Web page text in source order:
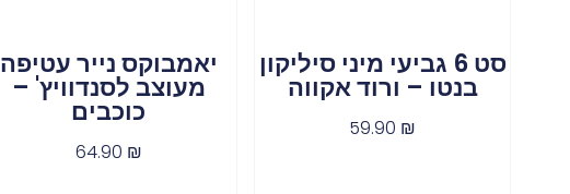
סט 6 גביעי מיני סיליקון
בנטו – ורוד אקווה
59.90 ₪
יאמבוקס נייר עטיפה
מעוצב לסנדוויץ' –
כוכבים
64.90 ₪